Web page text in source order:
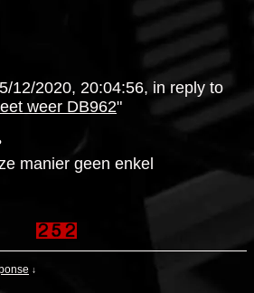
12/2020, 20:04:56, in reply to
weer DB962"
manier geen enkel
↓